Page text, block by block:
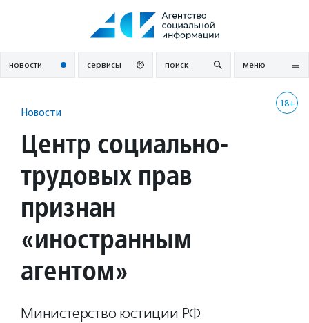
новости сервисы поиск меню
18+
Новости
Центр социально-
трудовых прав
признан
«иностранным
агентом»
Министерство юстиции РФ